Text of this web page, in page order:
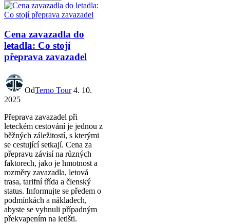
Cena zavazadla do
letadla: Co stojí
přeprava zavazadel
OdTerno Tour 4. 10.
2025
Přeprava zavazadel při
leteckém cestování je jednou z
běžných záležitostí, s kterými
se cestující setkají. Cena za
přepravu závisí na různých
faktorech, jako je hmotnost a
rozměry zavazadla, letová
trasa, tarifní třída a členský
status. Informujte se předem o
podmínkách a nákladech,
abyste se vyhnuli případným
překvapením na letišti.